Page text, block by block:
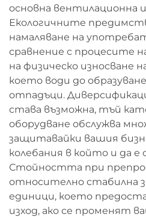
основна вентилационна
Екологичните
намаляване на
сравнение с процесите
на физическо износване
което води до
отпадъци.
става възможна, тъй
оборудване обслужва
защитавайки вашия
колебания в който и да
Стойността при
относително стабилна
единици, което
изход, ако се променят